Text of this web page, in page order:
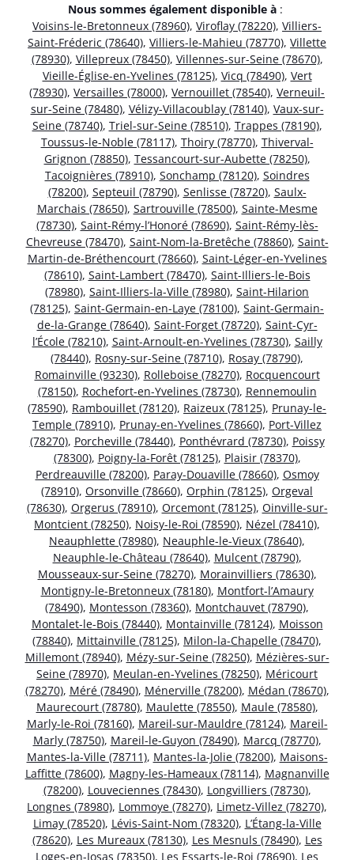
Nous sommes également disponible à :
Voisins-le-Bretonneux (78960), Viroflay (78220), Villiers-
Saint-Fréderic (78640), Villiers-le-Mahieu (78770), Villette
(78930), Villepreux (78450), Villennes-sur-Seine (78670),
Vieille-Église-en-Yvelines (78125), Vicq (78490), Vert
(78930), Versailles (78000), Vernouillet (78540), Verneuil-
sur-Seine (78480), Vélizy-Villacoublay (78140), Vaux-sur-
Seine (78740), Triel-sur-Seine (78510), Trappes (78190),
Toussus-le-Noble (78117), Thoiry (78770), Thiverval-
Grignon (78850), Tessancourt-sur-Aubette (78250),
Tacoignières (78910), Sonchamp (78120), Soindres
(78200), Septeuil (78790), Senlisse (78720), Saulx-
Marchais (78650), Sartrouville (78500), Sainte-Mesme
(78730), Saint-Rémy-l’Honoré (78690), Saint-Rémy-lès-
Chevreuse (78470), Saint-Nom-la-Bretêche (78860), Saint-
Martin-de-Bréthencourt (78660), Saint-Léger-en-Yvelines
(78610), Saint-Lambert (78470), Saint-Illiers-le-Bois
(78980), Saint-Illiers-la-Ville (78980), Saint-Hilarion
(78125), Saint-Germain-en-Laye (78100), Saint-Germain-
de-la-Grange (78640), Saint-Forget (78720), Saint-Cyr-
l’École (78210), Saint-Arnoult-en-Yvelines (78730), Sailly
(78440), Rosny-sur-Seine (78710), Rosay (78790),
Romainville (93230), Rolleboise (78270), Rocquencourt
(78150), Rochefort-en-Yvelines (78730), Rennemoulin
(78590), Rambouillet (78120), Raizeux (78125), Prunay-le-
Temple (78910), Prunay-en-Yvelines (78660), Port-Villez
(78270), Porcheville (78440), Ponthévrard (78730), Poissy
(78300), Poigny-la-Forêt (78125), Plaisir (78370),
Perdreauville (78200), Paray-Douaville (78660), Osmoy
(78910), Orsonville (78660), Orphin (78125), Orgeval
(78630), Orgerus (78910), Orcemont (78125), Oinville-sur-
Montcient (78250), Noisy-le-Roi (78590), Nézel (78410),
Neauphlette (78980), Neauphle-le-Vieux (78640),
Neauphle-le-Château (78640), Mulcent (78790),
Mousseaux-sur-Seine (78270), Morainvilliers (78630),
Montigny-le-Bretonneux (78180), Montfort-l’Amaury
(78490), Montesson (78360), Montchauvet (78790),
Montalet-le-Bois (78440), Montainville (78124), Moisson
(78840), Mittainville (78125), Milon-la-Chapelle (78470),
Millemont (78940), Mézy-sur-Seine (78250), Mézières-sur-
Seine (78970), Meulan-en-Yvelines (78250), Méricourt
(78270), Méré (78490), Ménerville (78200), Médan (78670),
Maurecourt (78780), Maulette (78550), Maule (78580),
Marly-le-Roi (78160), Mareil-sur-Mauldre (78124), Mareil-
Marly (78750), Mareil-le-Guyon (78490), Marcq (78770),
Mantes-la-Ville (78711), Mantes-la-Jolie (78200), Maisons-
Laffitte (78600), Magny-les-Hameaux (78114), Magnanville
(78200), Louveciennes (78430), Longvilliers (78730),
Longnes (78980), Lommoye (78270), Limetz-Villez (78270),
Limay (78520), Lévis-Saint-Nom (78320), L’Étang-la-Ville
(78620), Les Mureaux (78130), Les Mesnuls (78490), Les
Loges-en-Josas (78350), Les Essarts-le-Roi (78690), Les